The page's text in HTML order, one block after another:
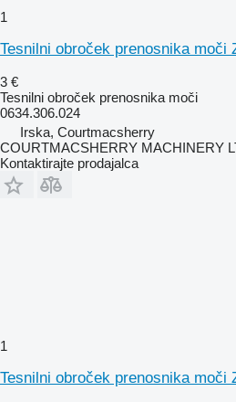
1
Tesnilni obroček prenosnika moči
3 €
Tesnilni obroček prenosnika moči
0634.306.024
Irska, Courtmacsherry
COURTMACSHERRY MACHINERY
Kontaktirajte prodajalca
1
Tesnilni obroček prenosnika moči